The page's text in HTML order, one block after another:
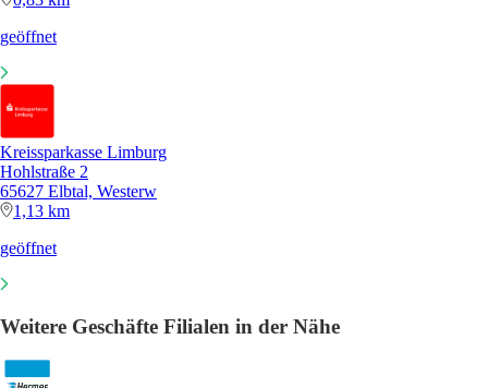
geöffnet
Kreissparkasse Limburg
Hohlstraße 2
65627 Elbtal, Westerw
1,13 km
geöffnet
Weitere Geschäfte Filialen in der Nähe